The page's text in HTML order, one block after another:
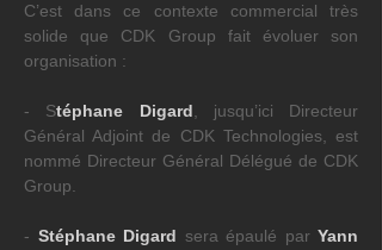
C’est dans ce contexte commercial très
solide que CDK Group fait évoluer son
organisation :
- Stéphane Digard , jusqu’ici Directeur
Général Adjoint de CDK Technologies, est
nommé Directeur Général Délégué de CDK
Group.
- Stéphane Digard sera épaulé par Yann